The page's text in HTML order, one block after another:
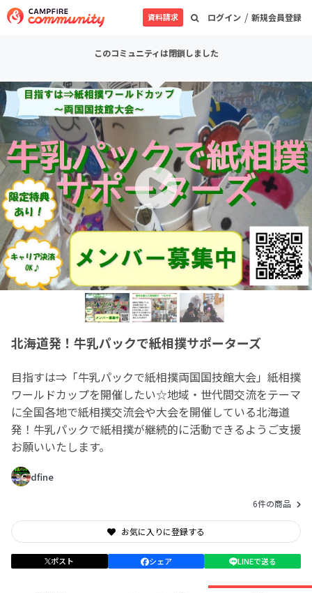
ログイン / 新規会員登録
資料請求
このコミュニティは閉鎖しました
北海道発！牛乳パックで紙相撲サポーターズ
目指すは⇒「牛乳パックで紙相撲両国国技館大会」紙相撲
ワールドカップを開催したい☆地域・世代間交流をテーマ
に全国各地で紙相撲交流会や大会を開催している北海道
発！牛乳パックで紙相撲が継続的に活動できるようご支援
お願いいたします。
dfine
6件の商品
お気に入りに登録する
ポスト シェア LINEで送る